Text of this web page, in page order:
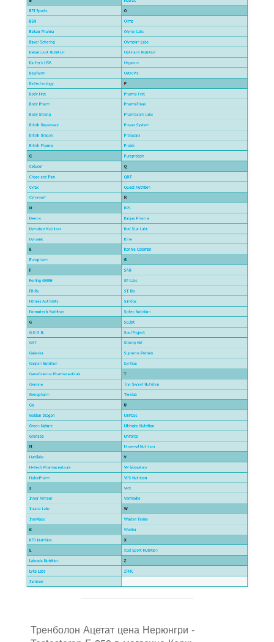
Тренболон Ацетат цена Нерюнгри -